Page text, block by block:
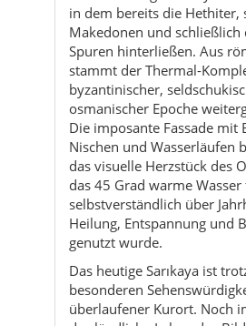
osmanischer Epoche
Die imposante Fassade mit
Nischen und Wasserläufen
das visuelle Herzstück des
das 45 Grad warme Wasser
selbstverständlich über
Heilung, Entspannung und
genutzt wurde.
Das heutige Sarıkaya ist
besonderen
überlaufener Kurort. Noch
das ländliche Leben das
Traktoren, die in die Felder
Läden und Teestuben, der
mit regionalen Produkten
denen sich der Alltag in